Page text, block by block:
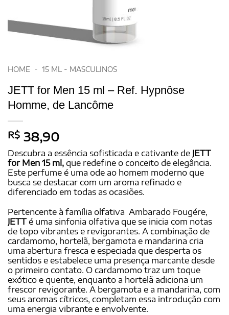
HOME - 15 ML - MASCULINOS
JETT for Men 15 ml – Ref. Hypnôse
Homme, de Lancôme
R$ 38,90
Descubra a essência sofisticada e cativante de JETT
for Men 15 ml, que redefine o conceito de elegância.
Este perfume é uma ode ao homem moderno que
busca se destacar com um aroma refinado e
diferenciado em todas as ocasiões.
Pertencente à família olfativa Ambarado Fougére,
JETT é uma sinfonia olfativa que se inicia com notas
de topo vibrantes e revigorantes. A combinação de
cardamomo, hortelã, bergamota e mandarina cria
uma abertura fresca e especiada que desperta os
sentidos e estabelece uma presença marcante desde
o primeiro contato. O cardamomo traz um toque
exótico e quente, enquanto a hortelã adiciona um
frescor revigorante. A bergamota e a mandarina, com
seus aromas cítricos, completam essa introdução com
uma energia vibrante e envolvente.